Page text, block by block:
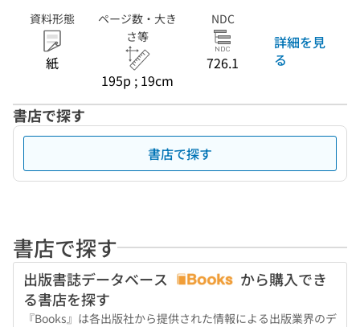
資料形態
紙
ページ数・大き
さ等
195p ; 19cm
NDC
726.1
詳細を見
る
書店で探す
書店で探す
書店で探す
出版書誌データベース
から購入でき
る書店を探す
『Books』は各出版社から提供された情報による出版業界のデ